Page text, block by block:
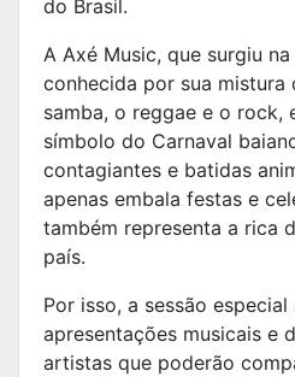
do Brasil.
A Axé Music, que surgiu
conhecida por sua
samba, o reggae e o rock,
símbolo do Carnaval
contagiantes e batidas
apenas embala festas e
também representa a rica
país.
Por isso, a sessão
apresentações musicais e
artistas que poderão